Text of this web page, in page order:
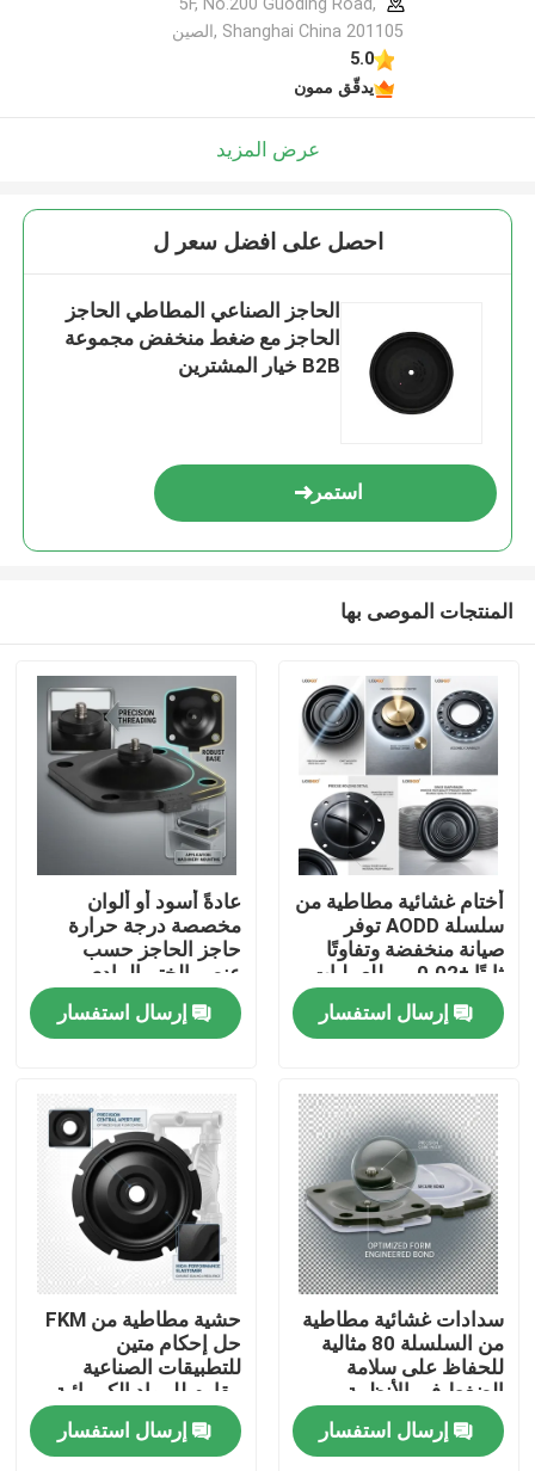
المنزل
المنتجات
حولنا
Shanghai China 201105 ,الصين
5.0
يدقّق ممون
عرض المزيد
احصل على افضل سعر ل
الحاجز الصناعي المطاطي الحاجز
الحاجز مع ضغط منخفض مجموعة
B2B خيار المشترين
استمر
المنتجات الموصى بها
أختام غشائية مطاطية من
سلسلة AODD توفر
صيانة منخفضة وتفاوتًا
ثابتًا ±0.02 مم للعمليات
الصناعية
إرسال استفسار
عادةً أسود أو ألوان
مخصصة درجة حرارة
حاجز الحاجز حسب
عنصر الختم المادي
مناسب للبيئات القاسية
إرسال استفسار
سدادات غشائية مطاطية
من السلسلة 80 مثالية
للحفاظ على سلامة
الضغط في الأنظمة
الهوائية والهيدروليكية
إرسال استفسار
حشية مطاطية من FKM
حل إحكام متين
للتطبيقات الصناعية
مقاوم للمواد الكيميائية
ودرجات الحرارة القصوى
إرسال استفسار